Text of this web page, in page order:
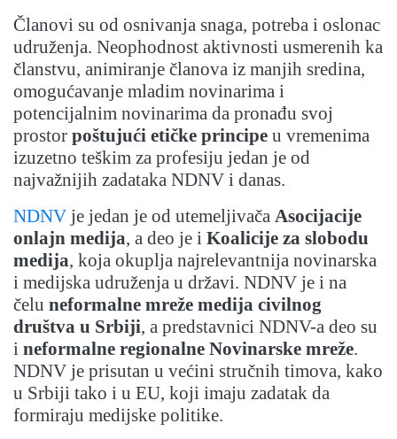
Članovi su od osnivanja snaga, potreba i oslonac
udruženja. Neophodnost aktivnosti usmerenih ka
članstvu, animiranje članova iz manjih sredina,
omogućavanje mladim novinarima i
potencijalnim novinarima da pronađu svoj
prostor poštujući etičke principe u vremenima
izuzetno teškim za profesiju jedan je od
najvažnijih zadataka NDNV i danas.
NDNV je jedan je od utemeljivača Asocijacije
onlajn medija, a deo je i Koalicije za slobodu
medija, koja okuplja najrelevantnija novinarska
i medijska udruženja u državi. NDNV je i na
čelu neformalne mreže medija civilnog
društva u Srbiji, a predstavnici NDNV-a deo su
i neformalne regionalne Novinarske mreže.
NDNV je prisutan u većini stručnih timova, kako
u Srbiji tako i u EU, koji imaju zadatak da
formiraju medijske politike.